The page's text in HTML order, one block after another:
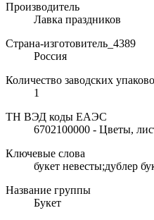
Производитель
Лавка праздников
Страна-изготовитель_4389
Россия
Количество заводских
1
ТН ВЭД коды ЕАЭС
6702100000 - Цветы,
Ключевые слова
букет невесты;дублер
Название группы
Букет